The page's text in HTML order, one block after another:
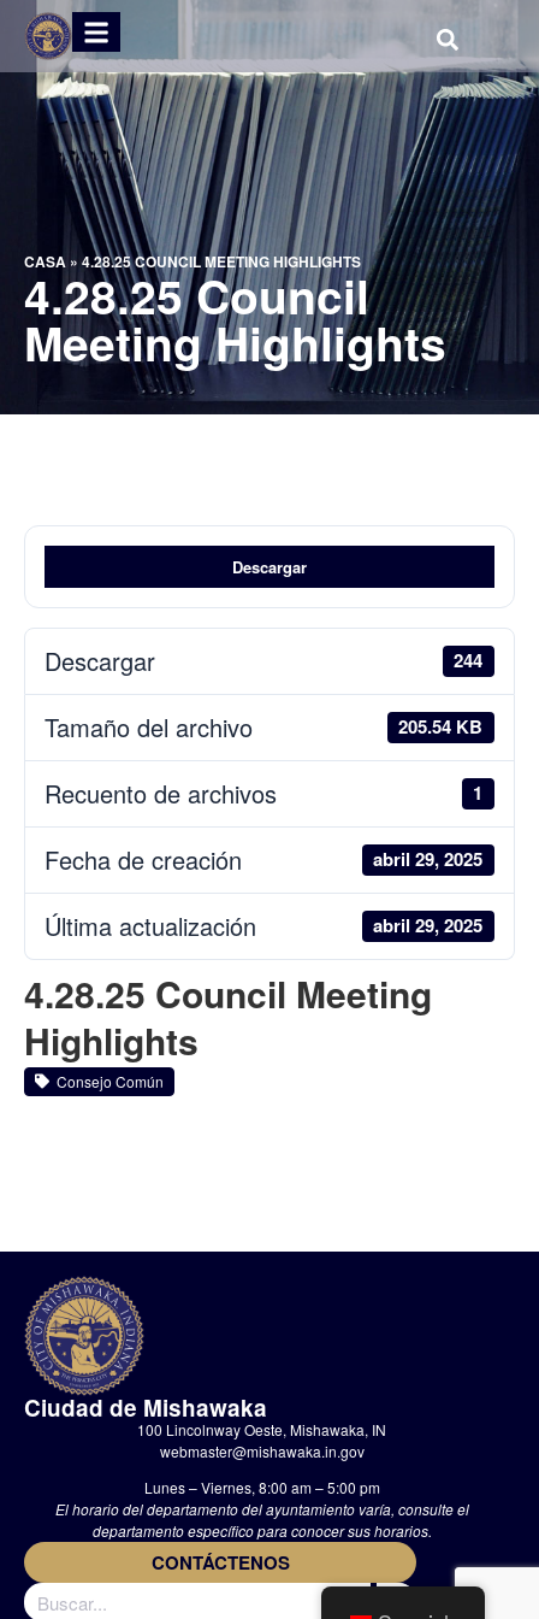
CASA » 4.28.25 COUNCIL MEETING HIGHLIGHTS
4.28.25 Council
Meeting Highlights
Descargar
Descargar 244
Tamaño del archivo 205.54 KB
Recuento de archivos 1
Fecha de creación abril 29, 2025
Última actualización abril 29, 2025
4.28.25 Council Meeting
Highlights
Consejo Común
Ciudad de Mishawaka
100 Lincolnway Oeste, Mishawaka, IN
webmaster@mishawaka.in.gov
Lunes – Viernes, 8:00 am – 5:00 pm
El horario del departamento del ayuntamiento varía, consulte el
departamento específico para conocer sus horarios.
CONTÁCTENOS